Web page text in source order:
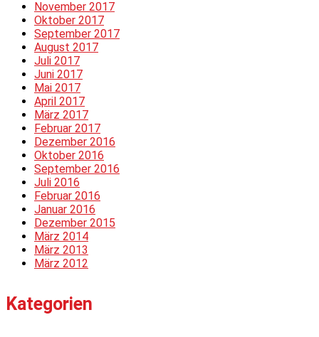
November 2017
Oktober 2017
September 2017
August 2017
Juli 2017
Juni 2017
Mai 2017
April 2017
März 2017
Februar 2017
Dezember 2016
Oktober 2016
September 2016
Juli 2016
Februar 2016
Januar 2016
Dezember 2015
März 2014
März 2013
März 2012
Kategorien